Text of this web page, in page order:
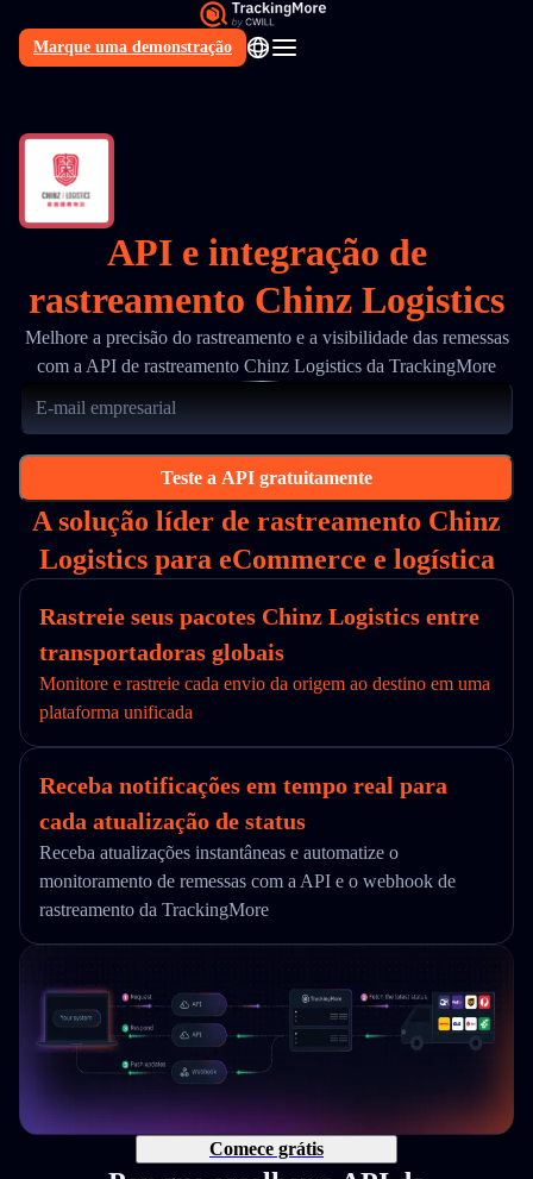
Marque uma demonstração
PT
API e integração de
rastreamento Chinz Logistics
Melhore a precisão do rastreamento e a visibilidade das remessas
com a API de rastreamento Chinz Logistics da TrackingMore
Teste a API gratuitamente
A solução líder de rastreamento Chinz
Logistics para eCommerce e logística
Rastreie seus pacotes Chinz Logistics entre
transportadoras globais
Monitore e rastreie cada envio da origem ao destino em uma
plataforma unificada
Receba notificações em tempo real para
cada atualização de status
Receba atualizações instantâneas e automatize o
monitoramento de remessas com a API e o webhook de
rastreamento da TrackingMore
Comece grátis